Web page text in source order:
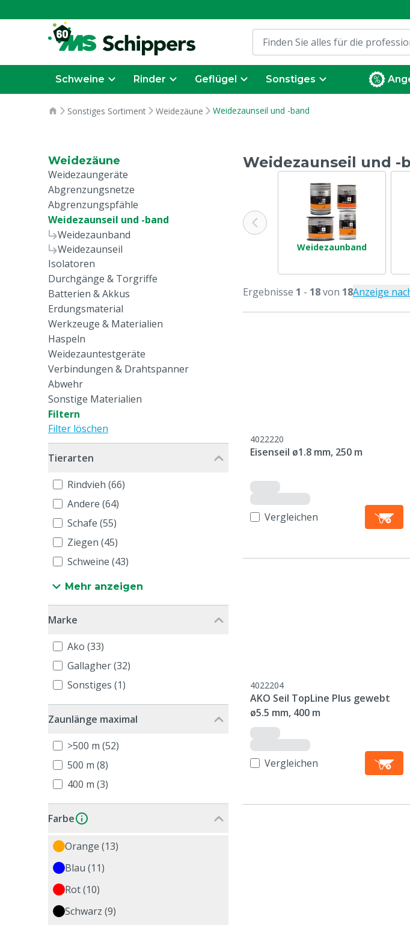
Schweine Rinder Geflügel Sonstiges
Sonstiges Sortiment Weidezäune Weidezaunseil und -band
Weidezäune
Weidezaungeräte
Abgrenzungsnetze
Abgrenzungspfähle
Weidezaunseil und -band
Weidezaunband
Weidezaunseil
Isolatoren
Durchgänge & Torgriffe
Batterien & Akkus
Erdungsmaterial
Werkzeuge & Materialien
Haspeln
Weidezauntestgeräte
Verbindungen & Drahtspanner
Abwehr
Sonstige Materialien
Filtern
Filter löschen
Tierarten
Rindvieh (66)
Andere (64)
Schafe (55)
Ziegen (45)
Schweine (43)
Mehr anzeigen
Marke
Ako (33)
Gallagher (32)
Sonstiges (1)
Zaunlänge maximal
>500 m (52)
500 m (8)
400 m (3)
Farbe
Orange (13)
Blau (11)
Rot (10)
Schwarz (9)
Weidezaunseil und -
Weidezaunband
Ergebnisse 1 - 18von 18Anzeige
4022220
Eisenseil ø1.8 mm, 250 m
Vergleichen
4022204
AKO Seil TopLine Plus gewebt
ø5.5 mm, 400 m
Vergleichen